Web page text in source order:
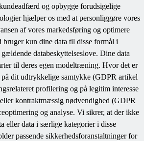
og opbygge forudsigelige
hjælper os med at personliggøre vores
af vores markedsføring og optimere
bruger kun dine data til disse formål i
databeskyttelseslove. Dine data
til deres egen modeltræning. Hvor det er
dit udtrykkelige samtykke (GDPR artikel
profilering og på legitim interesse
kontraktmæssig nødvendighed (GDPR
og analyse. Vi sikrer, at der ikke
eller data i særlige kategorier i disse
passende sikkerhedsforanstaltninger for